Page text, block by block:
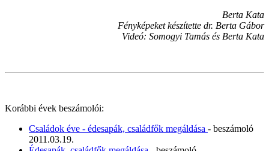
Berta Kata
Fényképeket készítette dr. Berta Gábor
Videó: Somogyi Tamás és Berta Kata
Korábbi évek beszámolói:
Családok éve - édesapák, családfők megáldása - beszámoló
2011.03.19.